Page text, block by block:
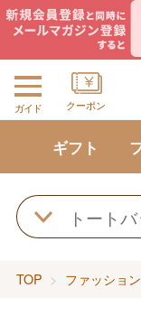
ガイド クーポン
ギフト
TOP ファッション